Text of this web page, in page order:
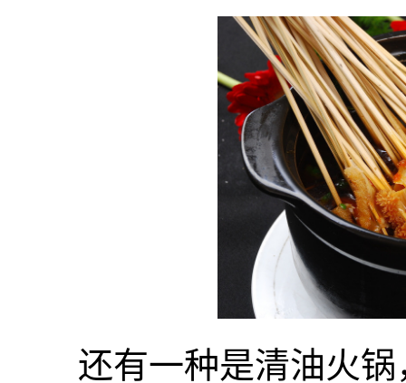
还有一种是清油火锅